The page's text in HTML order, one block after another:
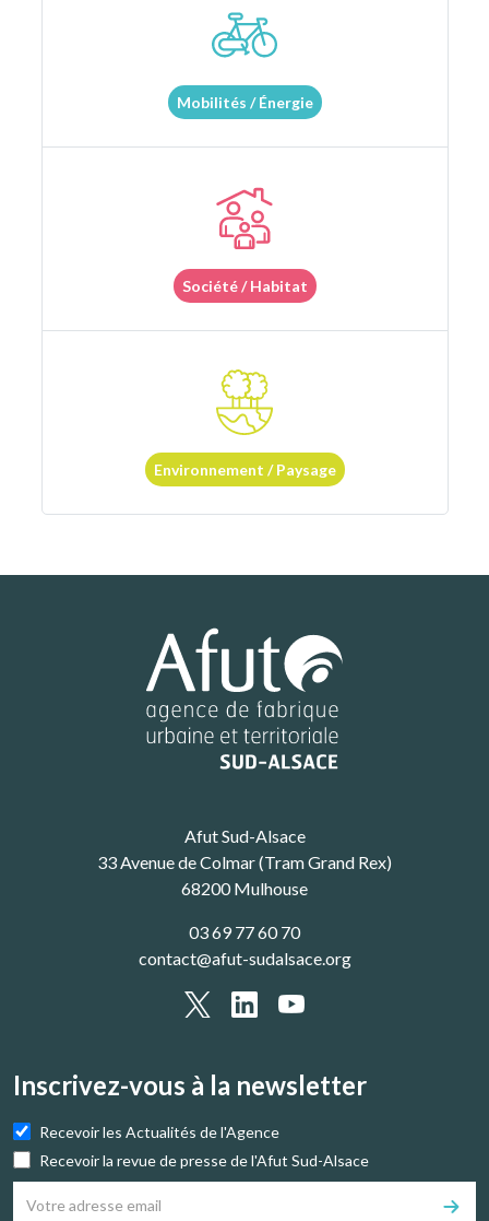
Mobilités / Énergie
Société / Habitat
Environnement / Paysage
Afut Sud-Alsace
33 Avenue de Colmar (Tram Grand Rex)
68200 Mulhouse
03 69 77 60 70
contact@afut-sudalsace.org
Inscrivez-vous à la newsletter
Recevoir les Actualités de l'Agence
Recevoir la revue de presse de l'Afut Sud-Alsace